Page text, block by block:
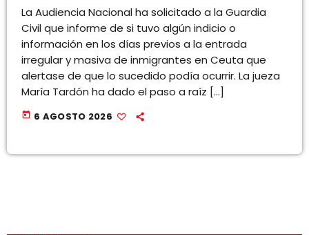
La Audiencia Nacional ha solicitado a la Guardia
Civil que informe de si tuvo algún indicio o
información en los días previos a la entrada
irregular y masiva de inmigrantes en Ceuta que
alertase de que lo sucedido podía ocurrir. La jueza
María Tardón ha dado el paso a raíz […]
today 6 AGOSTO 2026